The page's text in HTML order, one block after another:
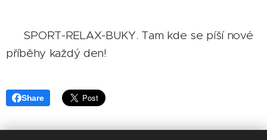
📍 SPORT-RELAX-BUKY. Tam kde se píší nové
příběhy každý den!
Share